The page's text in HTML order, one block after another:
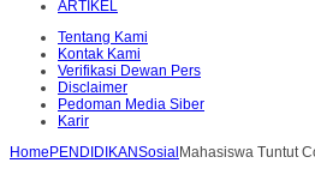
ARTIKEL
Tentang Kami
Kontak Kami
Verifikasi Dewan Pers
Disclaimer
Pedoman Media Siber
Karir
Home PENDIDIKANSosial Mahasiswa Tuntut